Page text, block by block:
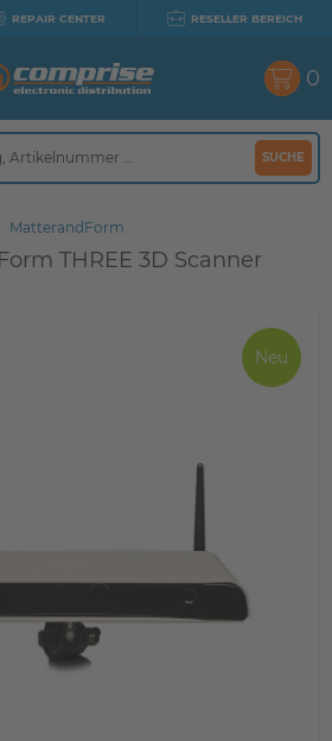
REPAIR CENTER RESELLER BEREICH
SUCHE
0
MatterandForm
THREE 3D Scanner
Neu